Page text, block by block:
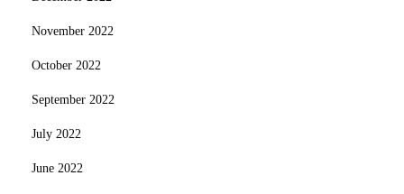
November 2022
October 2022
September 2022
July 2022
June 2022